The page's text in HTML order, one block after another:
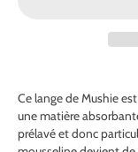
Ce lange de Mushie
une matière
prélavé et donc